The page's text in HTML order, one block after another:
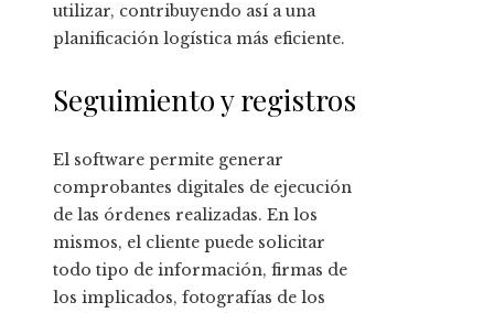
utilizar, contribuyendo así a una
planificación logística más eficiente.
Seguimiento y registros
El software permite generar
comprobantes digitales de ejecución
de las órdenes realizadas. En los
mismos, el cliente puede solicitar
todo tipo de información, firmas de
los implicados, fotografías de los